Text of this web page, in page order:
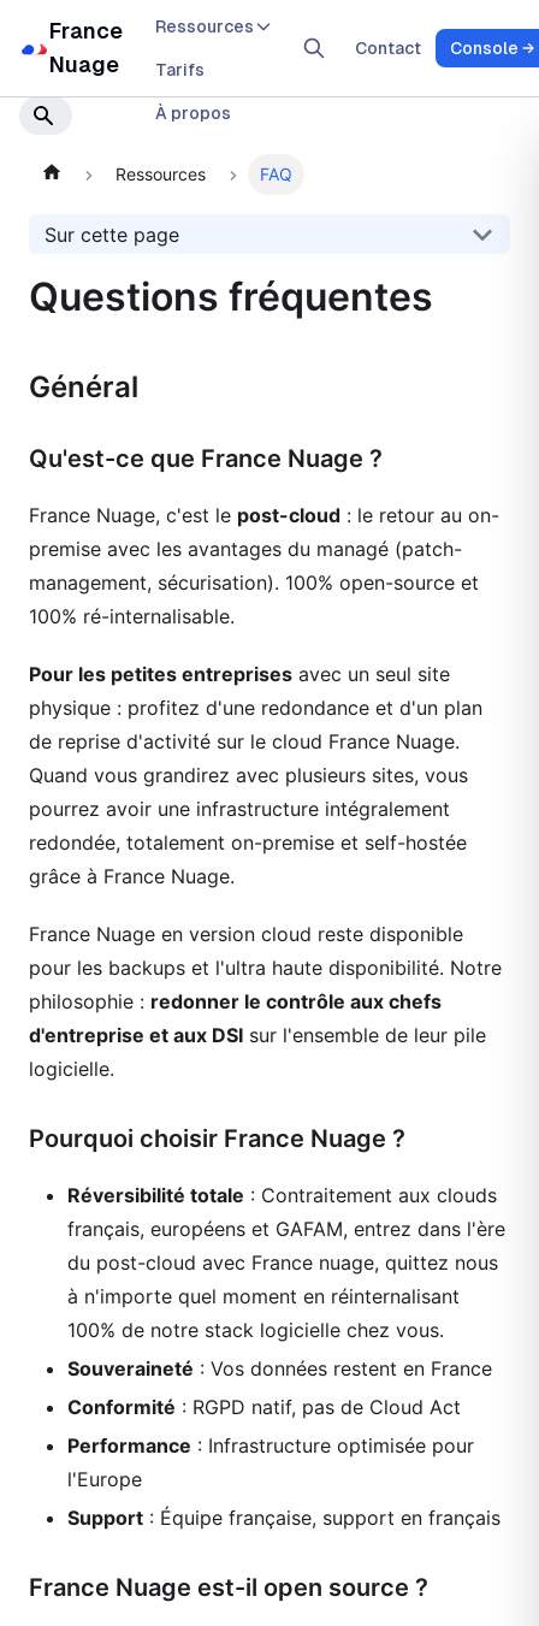
France
Nuage
Ressources
Tarifs
À propos
Contact Console
Ressources FAQ
Sur cette page
Questions fréquentes
Général
Qu'est-ce que France Nuage ?
France Nuage, c'est le post-cloud : le retour au on-
premise avec les avantages du managé (patch-
management, sécurisation). 100% open-source et
100% ré-internalisable.
Pour les petites entreprises avec un seul site
physique : profitez d'une redondance et d'un plan
de reprise d'activité sur le cloud France Nuage.
Quand vous grandirez avec plusieurs sites, vous
pourrez avoir une infrastructure intégralement
redondée, totalement on-premise et self-hostée
grâce à France Nuage.
France Nuage en version cloud reste disponible
pour les backups et l'ultra haute disponibilité. Notre
philosophie : redonner le contrôle aux chefs
d'entreprise et aux DSI sur l'ensemble de leur pile
logicielle.
Pourquoi choisir France Nuage ?
Réversibilité totale : Contraitement aux clouds
français, européens et GAFAM, entrez dans l'ère
du post-cloud avec France nuage, quittez nous
à n'importe quel moment en réinternalisant
100% de notre stack logicielle chez vous.
Souveraineté : Vos données restent en France
Conformité : RGPD natif, pas de Cloud Act
Performance : Infrastructure optimisée pour
l'Europe
Support : Équipe française, support en français
France Nuage est-il open source ?